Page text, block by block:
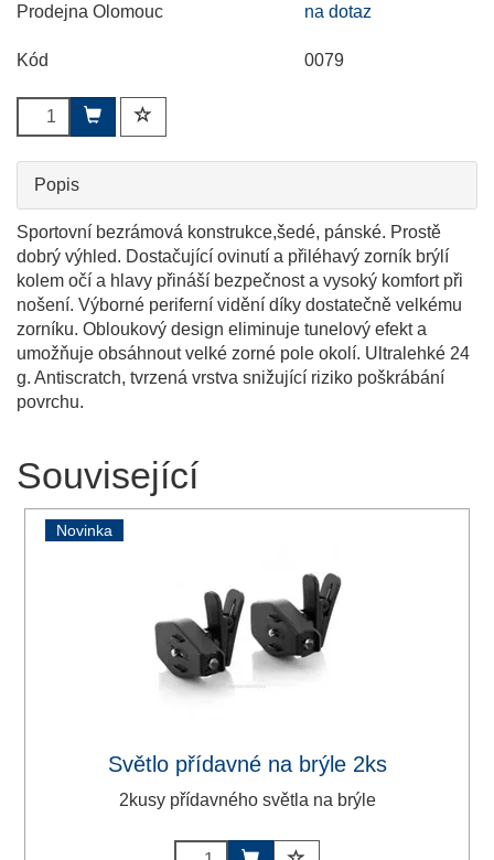
Prodejna Olomouc
na dotaz
Kód 0079
Popis
Sportovní bezrámová konstrukce,šedé, pánské. Prostě
dobrý výhled. Dostačující ovinutí a přiléhavý zorník brýlí
kolem očí a hlavy přináší bezpečnost a vysoký komfort při
nošení. Výborné periferní vidění díky dostatečně velkému
zorníku. Obloukový design eliminuje tunelový efekt a
umožňuje obsáhnout velké zorné pole okolí. Ultralehké 24
g. Antiscratch, tvrzená vrstva snižující riziko poškrábání
povrchu.
Související
Novinka
Světlo přídavné na brýle 2ks
2kusy přídavného světla na brýle